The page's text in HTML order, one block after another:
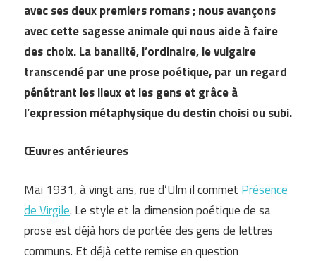
avec ses deux premiers romans ; nous avançons
avec cette sagesse animale qui nous aide à faire
des choix. La banalité, l’ordinaire, le vulgaire
transcendé par une prose poétique, par un regard
pénétrant les lieux et les gens et grâce à
l’expression métaphysique du destin choisi ou subi.
Œuvres antérieures
Mai 1931, à vingt ans, rue d’Ulm il commet Présence
de Virgile. Le style et la dimension poétique de sa
prose est déjà hors de portée des gens de lettres
communs. Et déjà cette remise en question